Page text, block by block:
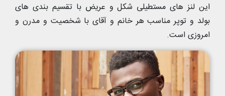
این لنز های مستطیلی شکل و عریض با تقسیم بندی های
بولد و توپر مناسب هر خانم و آقای با شخصیت و مدرن و
امروزی است.